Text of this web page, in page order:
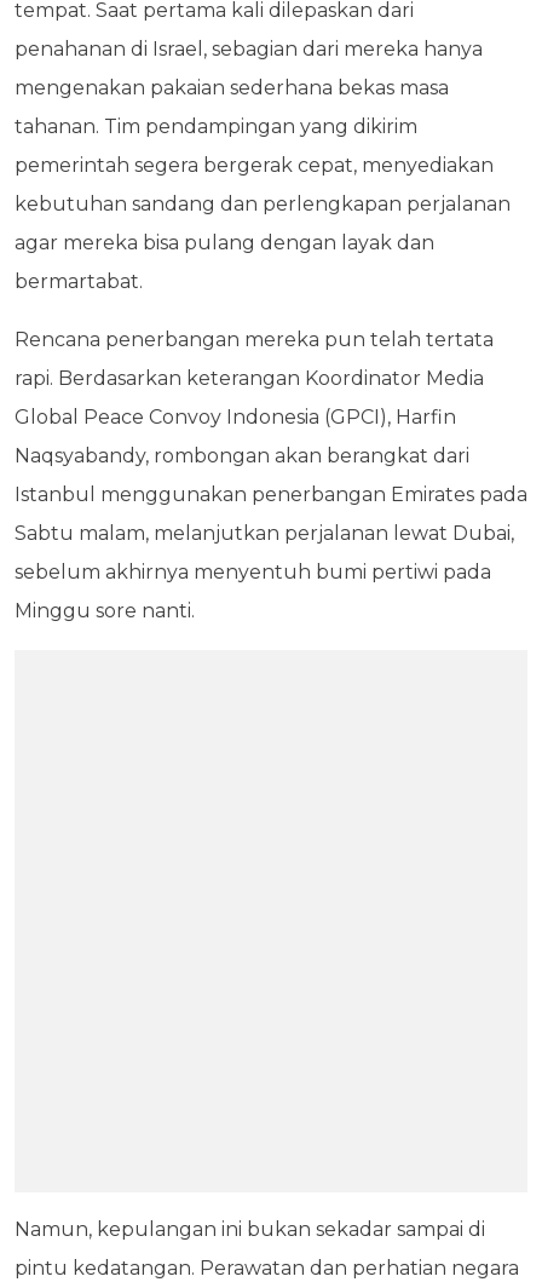
tempat. Saat pertama kali dilepaskan dari
penahanan di Israel, sebagian dari mereka hanya
mengenakan pakaian sederhana bekas masa
tahanan. Tim pendampingan yang dikirim
pemerintah segera bergerak cepat, menyediakan
kebutuhan sandang dan perlengkapan perjalanan
agar mereka bisa pulang dengan layak dan
bermartabat.
Rencana penerbangan mereka pun telah tertata
rapi. Berdasarkan keterangan Koordinator Media
Global Peace Convoy Indonesia (GPCI), Harfin
Naqsyabandy, rombongan akan berangkat dari
Istanbul menggunakan penerbangan Emirates pada
Sabtu malam, melanjutkan perjalanan lewat Dubai,
sebelum akhirnya menyentuh bumi pertiwi pada
Minggu sore nanti.
Namun, kepulangan ini bukan sekadar sampai di
pintu kedatangan. Perawatan dan perhatian negara